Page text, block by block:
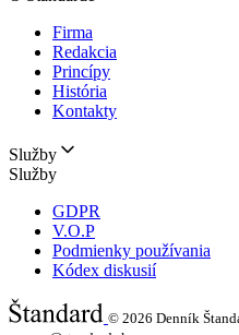
Firma
Redakcia
Princípy
História
Kontakty
Služby
Služby
GDPR
V.O.P
Podmienky používania
Kódex diskusií
© 2026 Denník